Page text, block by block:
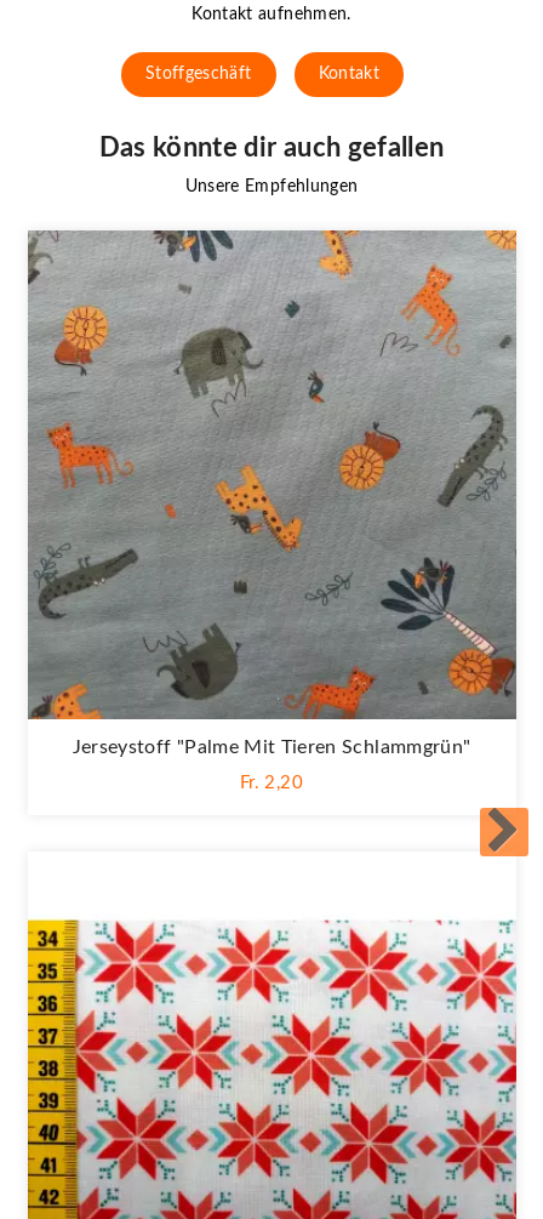
Kontakt aufnehmen.
Stoffgeschäft Kontakt
Das könnte dir auch gefallen
Unsere Empfehlungen
Jerseystoff "Palme Mit Tieren Schlammgrün"
Fr. 2,20